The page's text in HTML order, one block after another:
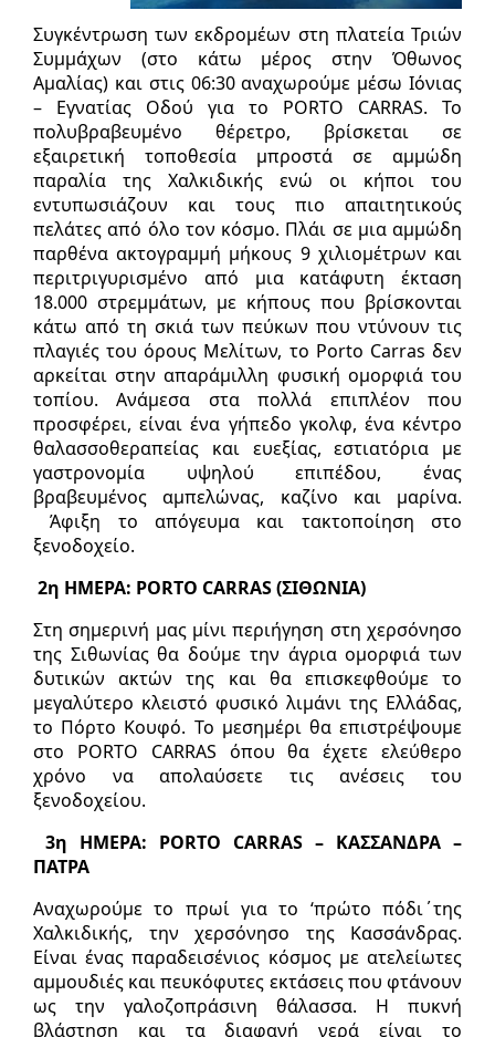
Συγκέντρωση των εκδρομέων στη πλατεία Τριών
Συμμάχων (στο κάτω μέρος στην Όθωνος
Αμαλίας) και στις 06:30 αναχωρούμε μέσω Ιόνιας
– Εγνατίας Οδού για το PORTO CARRAS. Το
πολυβραβευμένο θέρετρο, βρίσκεται σε
εξαιρετική τοποθεσία μπροστά σε αμμώδη
παραλία της Χαλκιδικής ενώ οι κήποι του
εντυπωσιάζουν και τους πιο απαιτητικούς
πελάτες από όλο τον κόσμο. Πλάι σε μια αμμώδη
παρθένα ακτογραμμή μήκους 9 χιλιομέτρων και
περιτριγυρισμένο από μια κατάφυτη έκταση
18.000 στρεμμάτων, με κήπους που βρίσκονται
κάτω από τη σκιά των πεύκων που ντύνουν τις
πλαγιές του όρους Μελίτων, το Porto Carras δεν
αρκείται στην απαράμιλλη φυσική ομορφιά του
τοπίου. Ανάμεσα στα πολλά επιπλέον που
προσφέρει, είναι ένα γήπεδο γκολφ, ένα κέντρο
θαλασσοθεραπείας και ευεξίας, εστιατόρια με
γαστρονομία υψηλού επιπέδου, ένας
βραβευμένος αμπελώνας, καζίνο και μαρίνα.
Άφιξη το απόγευμα και τακτοποίηση στο
ξενοδοχείο.
2η ΗΜΕΡΑ: PORTO CARRAS(ΣΙΘΩΝΙΑ)
Στη σημερινή μας μίνι περιήγηση στη χερσόνησο
της Σιθωνίας θα δούμε την άγρια ομορφιά των
δυτικών ακτών της και θα επισκεφθούμε το
μεγαλύτερο κλειστό φυσικό λιμάνι της Ελλάδας,
το Πόρτο Κουφό. Το μεσημέρι θα επιστρέψουμε
στο PORTO CARRAS όπου θα έχετε ελεύθερο
χρόνο να απολαύσετε τις ανέσεις του
ξενοδοχείου.
3η ΗΜΕΡΑ: PORTO CARRAS – ΚΑΣΣΑΝΔΡΑ –
ΠΑΤΡΑ
Αναχωρούμε το πρωί για το ‘πρώτο πόδι΄της
Χαλκιδικής, την χερσόνησο της Κασσάνδρας.
Είναι ένας παραδεισένιος κόσμος με ατελείωτες
αμμουδιές και πευκόφυτες εκτάσεις που φτάνουν
ως την γαλοζοπράσινη θάλασσα. Η πυκνή
βλάστηση και τα διαφανή νερά είναι το